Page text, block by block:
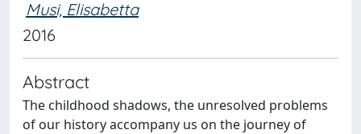
Musi, Elisabetta
2016
Abstract
The childhood shadows, the unresolved problems
of our history accompany us on the journey of